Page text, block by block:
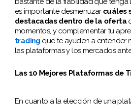
es importante desmenuzar cuáles
destacadas dentro de la oferta
momentos, y complementar tu
trading que te ayuden a entender
las plataformas y los mercados
Las 10 Mejores Plataformas de
En cuanto a la elección de una